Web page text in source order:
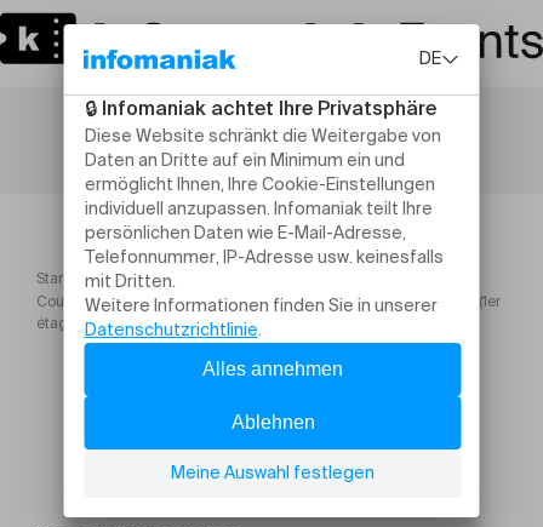
Startseite
Cours locaux à usages médicaux 28 octobre 2026 Salle G0103 (1er
étage)